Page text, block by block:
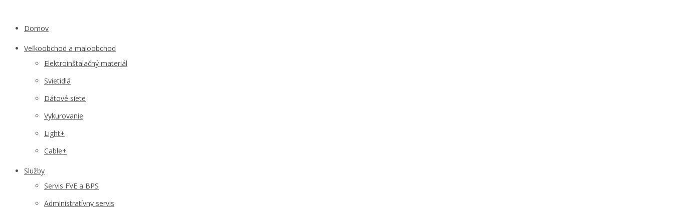
Domov
Veľkoobchod a maloobchod
Elektroinštalačný materiál
Svietidlá
Dátové siete
Vykurovanie
Light+
Cable+
Služby
Servis FVE a BPS
Administratívny servis